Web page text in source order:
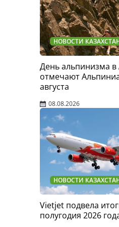
НОВОСТИ
День альпинизма
отмечают
августа
08.08.2026
НОВОСТИ
Vietjet подвела
полугодия 2026